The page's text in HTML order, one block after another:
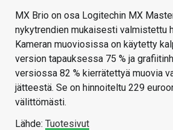
MX Brio on osa Logitechin MX
nykytrendien mukaisesti valmistettu
Kameran muoviosissa on käytetty
version tapauksessa 75 % ja
versiossa 82 % kierrätettyä muovia
jätteestä. Se on hinnoiteltu 229
välittömästi.
Lähde: Tuotesivut